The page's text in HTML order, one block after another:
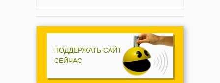
ПОДДЕРЖАТЬ САЙТ
СЕЙЧАС